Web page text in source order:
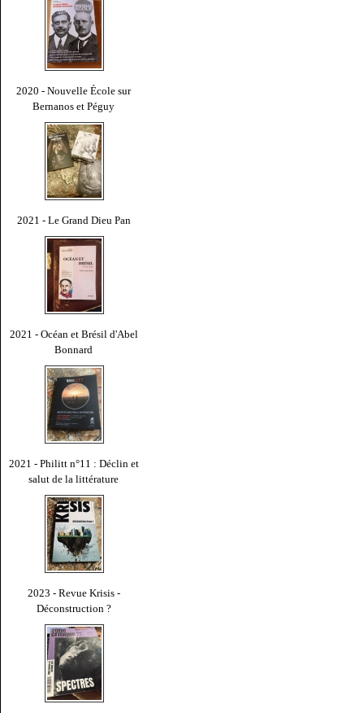
2020 - Nouvelle École sur
Bernanos et Péguy
2021 - Le Grand Dieu Pan
2021 - Océan et Brésil d'Abel
Bonnard
2021 - Philitt n°11 : Déclin et
salut de la littérature
2023 - Revue Krisis -
Déconstruction ?